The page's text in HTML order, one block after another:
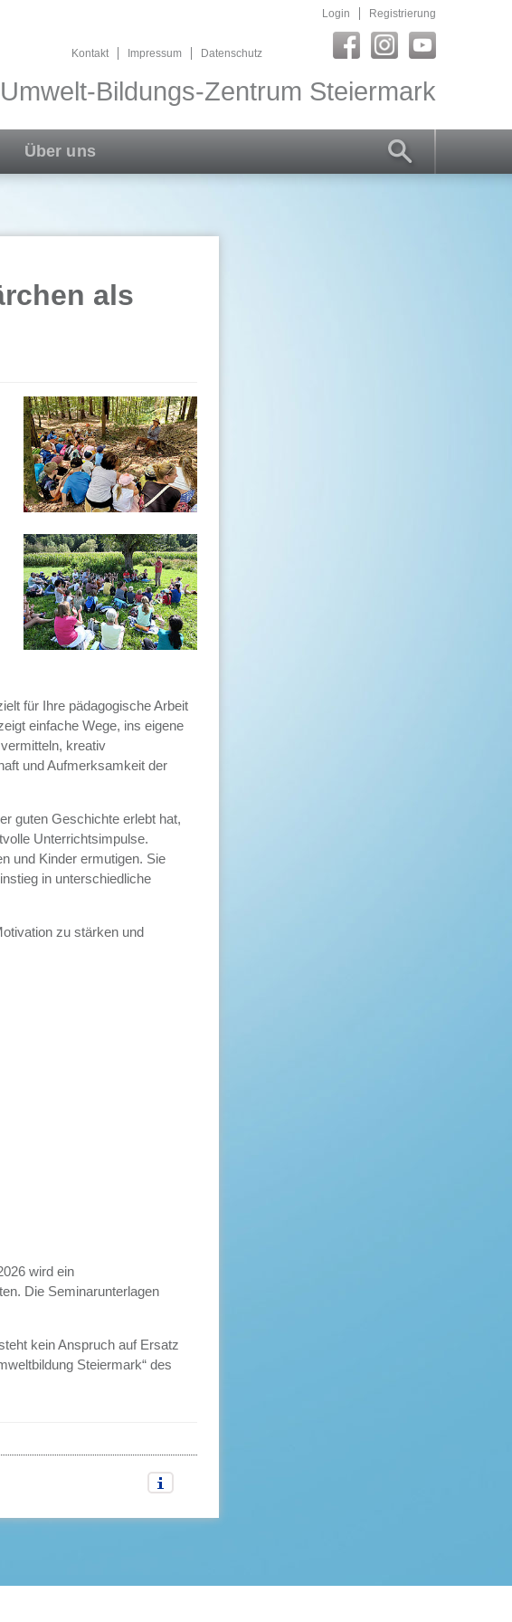
Kontakt Impressum Datenschutz
Umwelt-Bildungs-Zentrum Steiermark
Login Registrierung
Über uns
als
für Ihre pädagogische Arbeit
einfache Wege, ins eigene
kreativ
und Aufmerksamkeit der
guten Geschichte erlebt hat,
Unterrichtsimpulse.
und Kinder ermutigen. Sie
in unterschiedliche
zu stärken und
wird ein
Die Seminarunterlagen
kein Anspruch auf Ersatz
Steiermark“ des